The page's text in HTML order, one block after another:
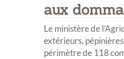
aux
Le ministère de
extérieurs,
périmètre de 118